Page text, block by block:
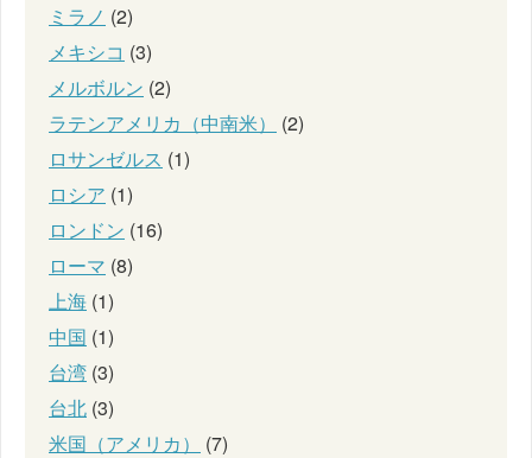
ミラノ (2)
メキシコ (3)
メルボルン (2)
ラテンアメリカ（中南米）
(2)
ロサンゼルス (1)
ロシア (1)
ロンドン (16)
ローマ (8)
上海 (1)
中国 (1)
台湾 (3)
台北 (3)
米国（アメリカ）
(7)